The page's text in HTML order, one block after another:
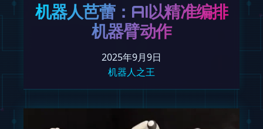
机器人芭蕾：AI以精准编排
机器臂动作
2025年9月9日
机器人之王